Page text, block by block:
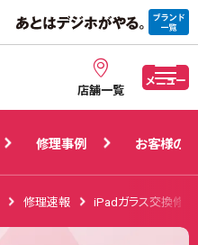
店舗一覧
メニュー
修理事例 お客様の声
修理事例 お客様の声
修理速報 iPadガラス交換修理